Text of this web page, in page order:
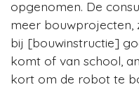
opgenomen. De
meer bouwprojecten,
bij [bouwinstructie]
komt of van school,
kort om de robot te